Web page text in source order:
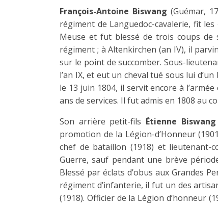
François-Antoine Biswang (Guémar,
régiment de Languedoc-cavalerie, fit
Meuse et fut blessé de trois coups de
régiment ; à Altenkirchen (an IV), il
sur le point de succomber. Sous-
l’an IX, et eut un cheval tué sous lui
le 13 juin 1804, il servit encore à
ans de services. Il fut admis en 1808 au
Son arrière petit-fils Étienne Biswang
promotion de la Légion-d’Honneur
chef de bataillon (1918) et lieutenant-
Guerre, sauf pendant une brève
Blessé par éclats d’obus aux Grandes
régiment d’infanterie, il fut un des
(1918). Officier de la Légion d’honneur